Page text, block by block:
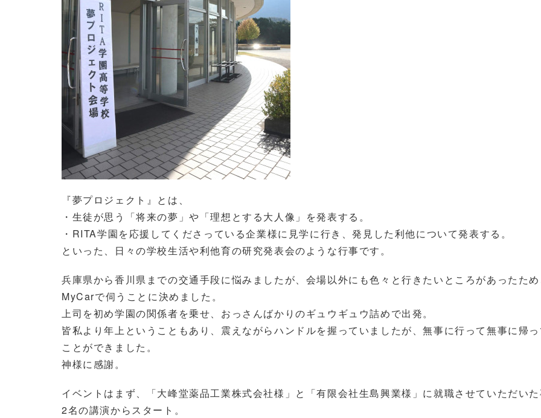
『夢プロジェクト』とは、
・生徒が思う「将来の夢」や「理想とする大人像」を発表する。
・RITA学園を応援してくださっている企業様に見学に行き、発見した利他について発表する。
といった、日々の学校生活や利他育の研究発表会のような行事です。
兵庫県から香川県までの交通手段に悩みましたが、会場以外にも色々と行きたいところがあったた
MyCarで伺うことに決めました。
上司を初め学園の関係者を乗せ、おっさんばかりのギュウギュウ詰めで出発。
皆私より年上ということもあり、震えながらハンドルを握っていましたが、無事に行って無事に帰
ことができました。
神様に感謝。
イベントはまず、「大峰堂薬品工業株式会社様」と「有限会社生島興業様」に就職させていただい
2名の講演からスタート。